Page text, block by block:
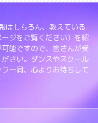
はもちろん、教えている
ジをご覧ください）を紹
能ですので、皆さんが受
さい。ダンスやスクール
一同、心よりお待ちして